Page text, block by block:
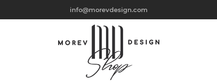
info@morevdesign.com